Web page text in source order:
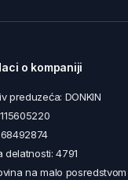
o kompaniji
preduzeća: DONKIN
delatnosti: 4791
na malo posredstvom